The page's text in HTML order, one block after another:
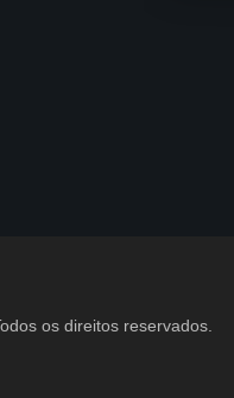
os direitos reservados.